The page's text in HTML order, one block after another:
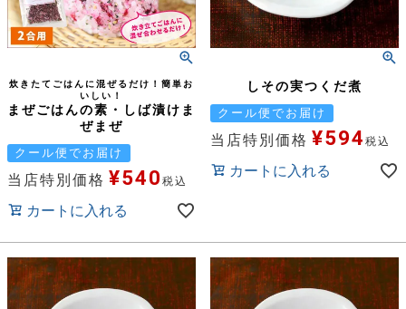
炊きたてごはんに混ぜるだけ！簡単お
いしい！
まぜごはんの素・しば漬けま
ぜまぜ
クール便でお届け
当店特別価格 ¥540 税込
カートに入れる
しその実つくだ煮
クール便でお届け
当店特別価格 ¥594 税込
カートに入れる